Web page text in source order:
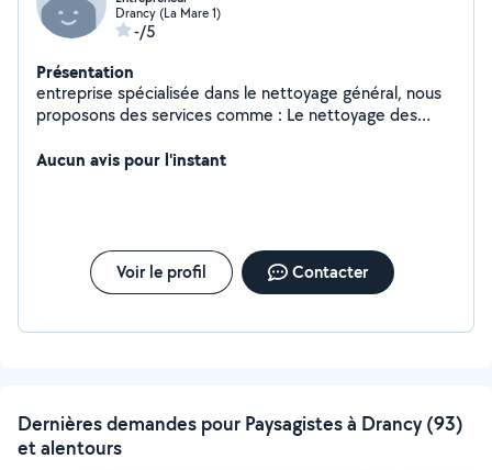
Drancy (La Mare 1)
-/5
Présentation
entreprise spécialisée dans le nettoyage général, nous
proposons des services comme : Le nettoyage des
poubelles, rénovation, décoration, débouchage
Aucun avis pour l'instant
Voir le profil Contacter
Dernières demandes pour Paysagistes à Drancy (93)
et alentours